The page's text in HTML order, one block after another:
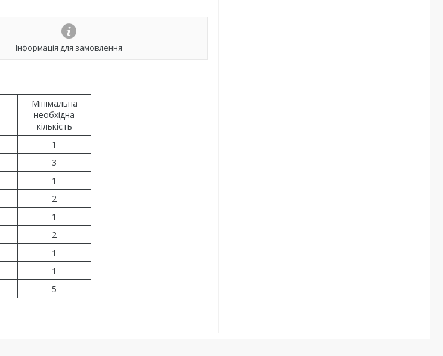
Інформація для замовлення
Мінімальна
необхідна
кількість
1
3
1
2
1
2
1
1
5